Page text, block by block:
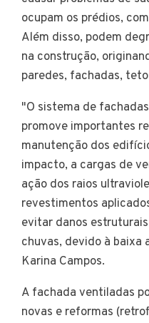
ocupam os prédios,
Além disso, podem
na construção,
paredes, fachadas,
"O sistema de
promove importantes
manutenção dos
impacto, a cargas de
ação dos raios
revestimentos
evitar danos
chuvas, devido à baixa
Karina Campos.
A fachada ventiladas
novas e reformas